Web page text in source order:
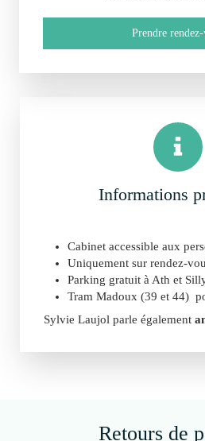
Prendre
Informations
Cabinet accessible aux
Uniquement sur rendez-
Parking gratuit à Ath et
Tram Madoux (39 et 44)
Sylvie Laujol parle également
Retours de